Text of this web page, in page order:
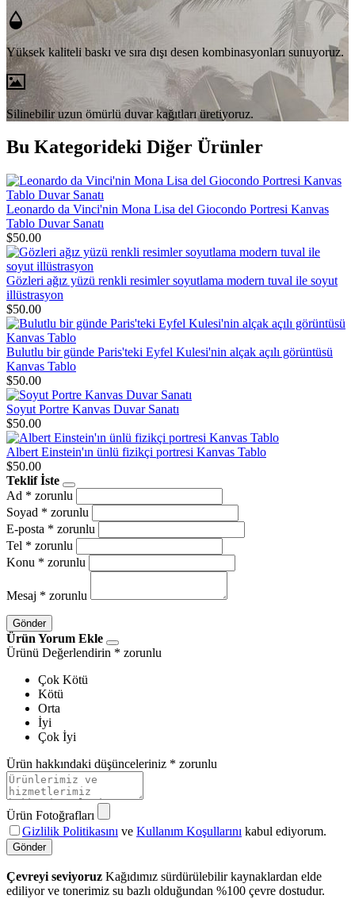
Yüksek kaliteli baskı ve sıra dışı desen kombinasyonları sunuyoruz.
Silinebilir uzun ömürlü duvar kağıtları üretiyoruz.
Bu Kategorideki Diğer Ürünler
Leonardo da Vinci'nin Mona Lisa del Giocondo Portresi Kanvas
Tablo Duvar Sanatı
$50.00
Gözleri ağız yüzü renkli resimler soyutlama modern tuval ile soyut
illüstrasyon
$50.00
Bulutlu bir günde Paris'teki Eyfel Kulesi'nin alçak açılı görüntüsü
Kanvas Tablo
$50.00
Soyut Portre Kanvas Duvar Sanatı
$50.00
Albert Einstein'ın ünlü fizikçi portresi Kanvas Tablo
$50.00
Teklif İste
Ad * zorunlu
Soyad * zorunlu
E-posta * zorunlu
Tel * zorunlu
Konu * zorunlu
Mesaj * zorunlu
Gönder
Ürün Yorum Ekle
Ürünü Değerlendirin * zorunlu
Çok Kötü
Kötü
Orta
İyi
Çok İyi
Ürün hakkındaki düşünceleriniz * zorunlu
Ürün Fotoğrafları
Gizlilik Politikasını ve Kullanım Koşullarını kabul ediyorum.
Gönder
Çevreyi seviyoruz Kağıdımız sürdürülebilir kaynaklardan elde
ediliyor ve tonerimiz su bazlı olduğundan %100 çevre dostudur.